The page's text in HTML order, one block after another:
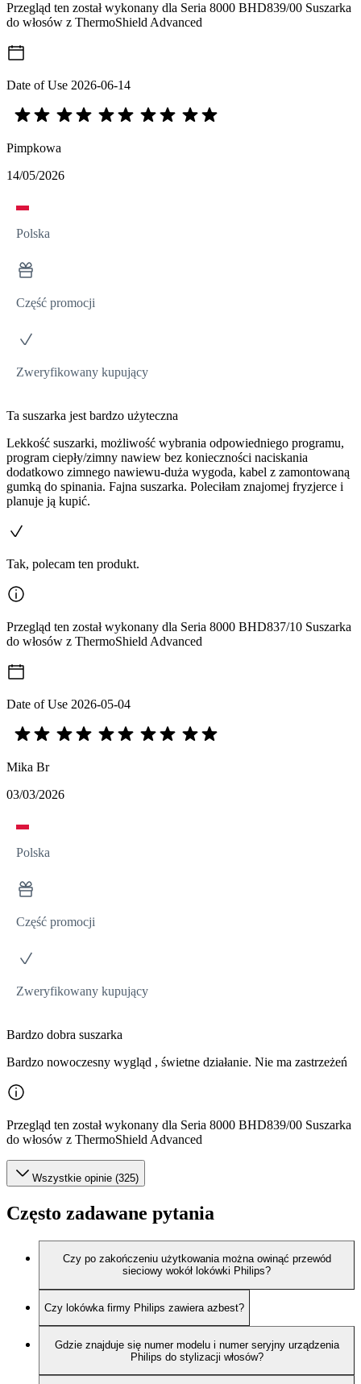
Przegląd ten został wykonany dla Seria 8000 BHD839/00 Suszarka
do włosów z ThermoShield Advanced
Date of Use 2026-06-14
Pimpkowa
14/05/2026
Polska
Część promocji
Zweryfikowany kupujący
Ta suszarka jest bardzo użyteczna
Lekkość suszarki, możliwość wybrania odpowiedniego programu,
program ciepły/zimny nawiew bez konieczności naciskania
dodatkowo zimnego nawiewu-duża wygoda, kabel z zamontowaną
gumką do spinania. Fajna suszarka. Poleciłam znajomej fryzjerce i
planuje ją kupić.
Tak, polecam ten produkt.
Przegląd ten został wykonany dla Seria 8000 BHD837/10 Suszarka
do włosów z ThermoShield Advanced
Date of Use 2026-05-04
Mika Br
03/03/2026
Polska
Część promocji
Zweryfikowany kupujący
Bardzo dobra suszarka
Bardzo nowoczesny wygląd , świetne działanie. Nie ma zastrzeżeń
Przegląd ten został wykonany dla Seria 8000 BHD839/00 Suszarka
do włosów z ThermoShield Advanced
Wszystkie opinie (325)
Często zadawane pytania
Czy po zakończeniu użytkowania można owinąć przewód
sieciowy wokół lokówki Philips?
Czy lokówka firmy Philips zawiera azbest?
Gdzie znajduje się numer modelu i numer seryjny urządzenia
Philips do stylizacji włosów?